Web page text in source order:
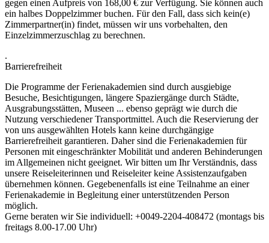
gegen einen Aufpreis von 168,00 € zur Verfügung. Sie können auch
ein halbes Doppelzimmer buchen. Für den Fall, dass sich kein(e)
Zimmerpartner(in) findet, müssen wir uns vorbehalten, den
Einzelzimmerzuschlag zu berechnen.
.
Barrierefreiheit
Die Programme der Ferienakademien sind durch ausgiebige
Besuche, Besichtigungen, längere Spaziergänge durch Städte,
Ausgrabungsstätten, Museen ... ebenso geprägt wie durch die
Nutzung verschiedener Transportmittel. Auch die Reservierung der
von uns ausgewählten Hotels kann keine durchgängige
Barrierefreiheit garantieren. Daher sind die Ferienakademien für
Personen mit eingeschränkter Mobilität und anderen Behinderungen
im Allgemeinen nicht geeignet. Wir bitten um Ihr Verständnis, dass
unsere Reiseleiterinnen und Reiseleiter keine Assistenzaufgaben
übernehmen können. Gegebenenfalls ist eine Teilnahme an einer
Ferienakademie in Begleitung einer unterstützenden Person
möglich.
Gerne beraten wir Sie individuell: +0049-2204-408472 (montags bis
freitags 8.00-17.00 Uhr)